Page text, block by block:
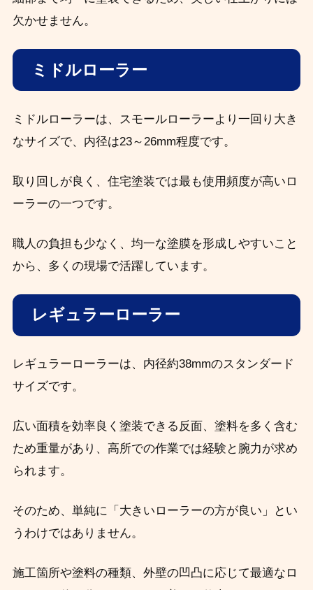
欠かせません。
ミドルローラー
ミドルローラーは、スモールローラーより一回り大き
なサイズで、内径は23～26mm程度です。
取り回しが良く、住宅塗装では最も使用頻度が高いロ
ーラーの一つです。
職人の負担も少なく、均一な塗膜を形成しやすいこと
から、多くの現場で活躍しています。
レギュラーローラー
レギュラーローラーは、内径約38mmのスタンダード
サイズです。
広い面積を効率良く塗装できる反面、塗料を多く含む
ため重量があり、高所での作業では経験と腕力が求め
られます。
そのため、単純に「大きいローラーの方が良い」とい
うわけではありません。
施工箇所や塗料の種類、外壁の凹凸に応じて最適なロ